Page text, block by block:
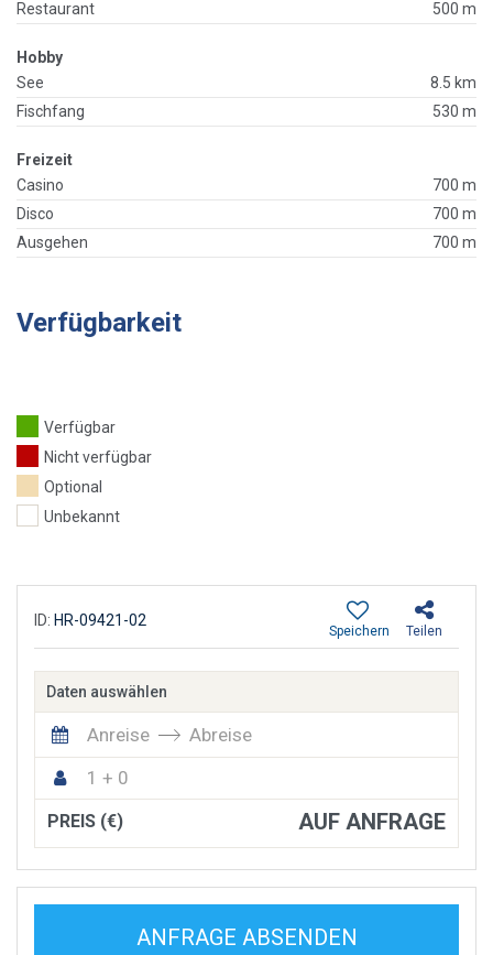
Restaurant
500 m
Hobby
See
8.5 km
Fischfang
530 m
Freizeit
Casino
700 m
Disco
700 m
Ausgehen
700 m
Verfügbarkeit
Verfügbar
Nicht verfügbar
Optional
Unbekannt
ID: HR-09421-02
Teilen
Speichern
Daten auswählen
Anreise
Abreise
1 + 0
PREIS (€) AUF ANFRAGE
ANFRAGE ABSENDEN